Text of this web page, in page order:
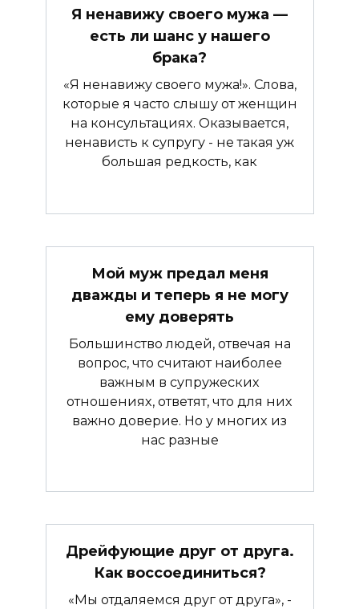
Я ненавижу своего мужа —
есть ли шанс у нашего
брака?
«Я ненавижу своего мужа!». Слова,
которые я часто слышу от женщин
на консультациях. Оказывается,
ненависть к супругу - не такая уж
большая редкость, как
Мой муж предал меня
дважды и теперь я не могу
ему доверять
Большинство людей, отвечая на
вопрос, что считают наиболее
важным в супружеских
отношениях, ответят, что для них
важно доверие. Но у многих из
нас разные
Дрейфующие друг от друга.
Как воссоединиться?
«Мы отдаляемся друг от друга», -